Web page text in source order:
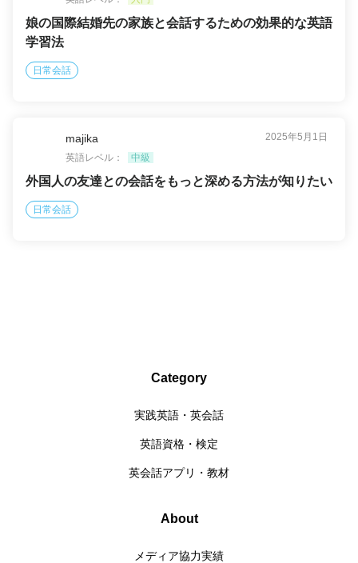
娘の国際結婚先の家族と会話するための効果的な英語
学習法
日常会話
majika
2025年5月1日
英語レベル：
中級
外国人の友達との会話をもっと深める方法が知りたい
日常会話
Category
実践英語・英会話
英語資格・検定
英会話アプリ・教材
About
メディア協力実績